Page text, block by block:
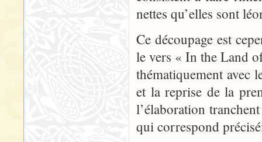
nettes qu’elles sont
Ce découpage est
le vers « In the Land
thématiquement avec
et la reprise de la
l’élaboration
qui correspond